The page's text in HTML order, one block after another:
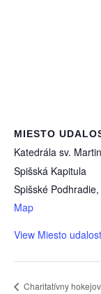
MIESTO
Katedrála sv.
Spišská Kapitula
Spišské Podhradie,
Map
View Miesto
Charitatívny